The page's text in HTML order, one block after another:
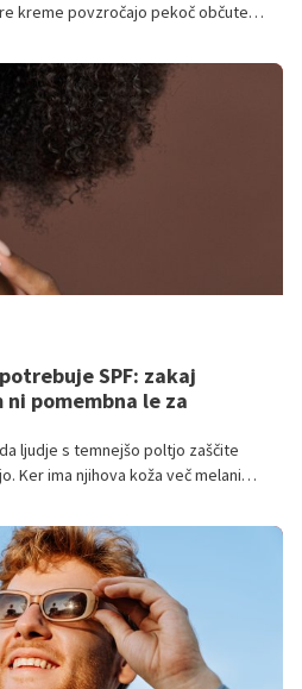
kreme povzročajo pekoč občutek,
SPF: zakaj
pomembna le za
ljudje s temnejšo poltjo zaščite
Ker ima njihova koža več melanina,
da so pred posledicami sonca